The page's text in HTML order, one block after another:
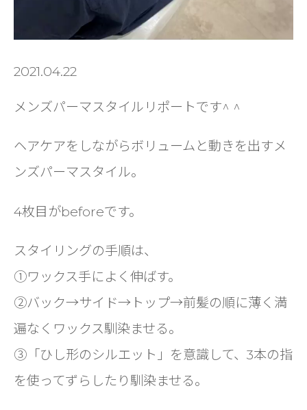
2021.04.22
メンズパーマスタイルリポートです^ ^
ヘアケアをしながらボリュームと動きを出すメ
ンズパーマスタイル。
4枚目がbeforeです。
スタイリングの手順は、
①ワックス手によく伸ばす。
②バック→サイド→トップ→前髪の順に薄く満
遍なくワックス馴染ませる。
③「ひし形のシルエット」を意識して、3本の指
を使ってずらしたり馴染ませる。